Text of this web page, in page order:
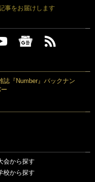
事をお届けします
誌『Number』バックナン
会から探す
校から探す